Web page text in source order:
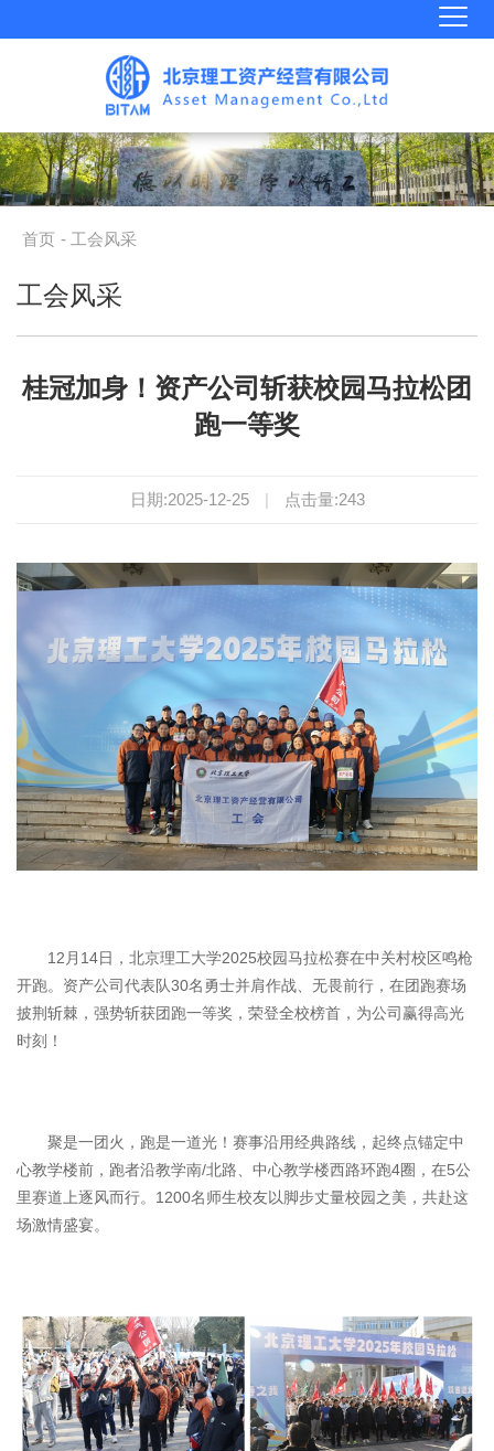
首页 - 工会风采
工会风采
桂冠加身！资产公司斩获校园马拉松团
跑一等奖
日期:2025-12-25 | 点击量:243
12月14日，北京理工大学2025校园马拉松赛在中关村校区鸣枪
开跑。资产公司代表队30名勇士并肩作战、无畏前行，在团跑赛场
披荆斩棘，强势斩获团跑一等奖，荣登全校榜首，为公司赢得高光
时刻！
聚是一团火，跑是一道光！赛事沿用经典路线，起终点锚定中
心教学楼前，跑者沿教学南/北路、中心教学楼西路环跑4圈，在5公
里赛道上逐风而行。1200名师生校友以脚步丈量校园之美，共赴这
场激情盛宴。